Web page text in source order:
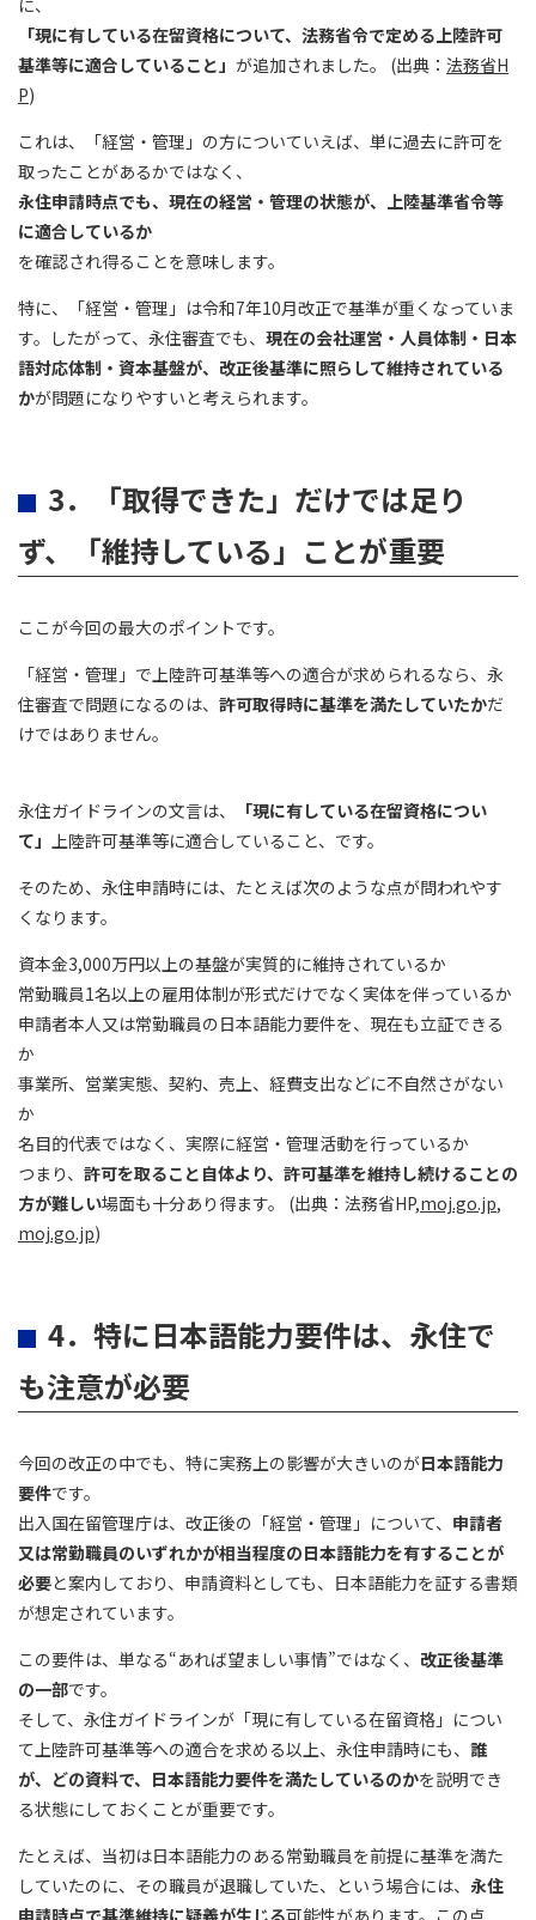
に、
「現に有している在留資格について、法務省令で定める上陸許可
基準等に適合していること」 が追加されました。 (出典： 法務省H
P)
これは、「経営・管理」の方についていえば、単に過去に許可を
取ったことがあるかではなく、
永住申請時点でも、現在の経営・管理の状態が、上陸基準省令等
に適合しているか
を確認され得ることを意味します。
特に、「経営・管理」は令和7年10月改正で基準が重くなっていま
す。したがって、永住審査でも、 現在の会社運営・人員体制・日本
語対応体制・資本基盤が、改正後基準に照らして維持されている
かが問題になりやすいと考えられます。
3．「取得できた」だけでは足り
ず、「維持している」ことが重要
ここが今回の最大のポイントです。
「経営・管理」で上陸許可基準等への適合が求められるなら、永
住審査で問題になるのは、 許可取得時に基準を満たしていたかだ
けではありません。
永住ガイドラインの文言は、
「現に有している在留資格につい
て」 上陸許可基準等に適合していること、です。
そのため、永住申請時には、たとえば次のような点が問われやす
くなります。
資本金3,000万円以上の基盤が実質的に維持されているか
常勤職員1名以上の雇用体制が形式だけでなく実体を伴っているか
申請者本人又は常勤職員の日本語能力要件を、現在も立証できる
か
事業所、営業実態、契約、売上、経費支出などに不自然さがない
か
名目的代表ではなく、実際に経営・管理活動を行っているか
つまり、 許可を取ること自体より、許可基準を維持し続けることの
方が難しい場面も十分あり得ます。 (出典：法務省HP,moj.go.jp,
moj.go.jp)
4．特に日本語能力要件は、永住で
も注意が必要
今回の改正の中でも、特に実務上の影響が大きいのが日本語能力
要件です。
出入国在留管理庁は、改正後の「経営・管理」について、 申請者
又は常勤職員のいずれかが相当程度の日本語能力を有することが
必要と案内しており、申請資料としても、日本語能力を証する書類
が想定されています。
この要件は、単なる“あれば望ましい事情”ではなく、 改正後基準
の一部です。
そして、永住ガイドラインが「現に有している在留資格」につい
て上陸許可基準等への適合を求める以上、永住申請時にも、 誰
が、どの資料で、日本語能力要件を満たしているのかを説明でき
る状態にしておくことが重要です。
たとえば、当初は日本語能力のある常勤職員を前提に基準を満た
していたのに、その職員が退職していた、という場合には、 永住